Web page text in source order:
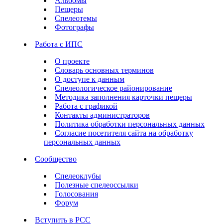
Пещеры
Спелеотемы
Фотографы
Работа с ИПС
О проекте
Словарь основных терминов
О доступе к данным
Спелеологическое районирование
Методика заполнения карточки пещеры
Работа с графикой
Контакты администраторов
Политика обработки персональных данных
Согласие посетителя сайта на обработку
персональных данных
Сообщество
Спелеоклубы
Полезные спелеоссылки
Голосования
Форум
Вступить в РСС